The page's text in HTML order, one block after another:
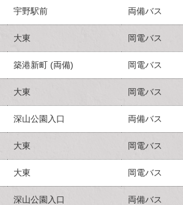
宇野駅前 両備バス
大東 岡電バス
築港新町 (両備) 岡電バス
大東 岡電バス
深山公園入口 両備バス
大東 岡電バス
大東 岡電バス
深山公園入口 両備バス